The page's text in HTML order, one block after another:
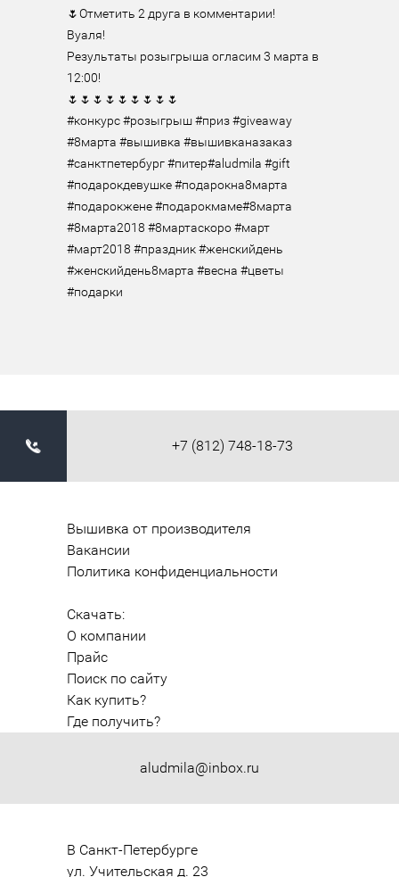
🌷Отметить 2 друга в комментарии!
Вуаля!
Результаты розыгрыша огласим 3 марта в
12:00!
🌷🌷🌷🌷🌷🌷🌷🌷🌷
#конкурс #розыгрыш #приз #giveaway
#8марта #вышивка #вышивканазаказ
#санктпетербург #питер#aludmila #gift
#подарокдевушке #подарокна8марта
#подарокжене #подарокмаме#8марта
#8марта2018 #8мартаскоро #март
#март2018 #праздник #женскийдень
#женскийдень8марта #весна #цветы
#подарки
+7 (812) 748-18-73
aludmila@inbox.ru
Вышивка от производителя
Вакансии
Политика конфиденциальности
Скачать:
О компании
Прайс
Поиск по сайту
Как купить?
Где получить?
В Санкт-Петербурге
ул. Учительская д. 23